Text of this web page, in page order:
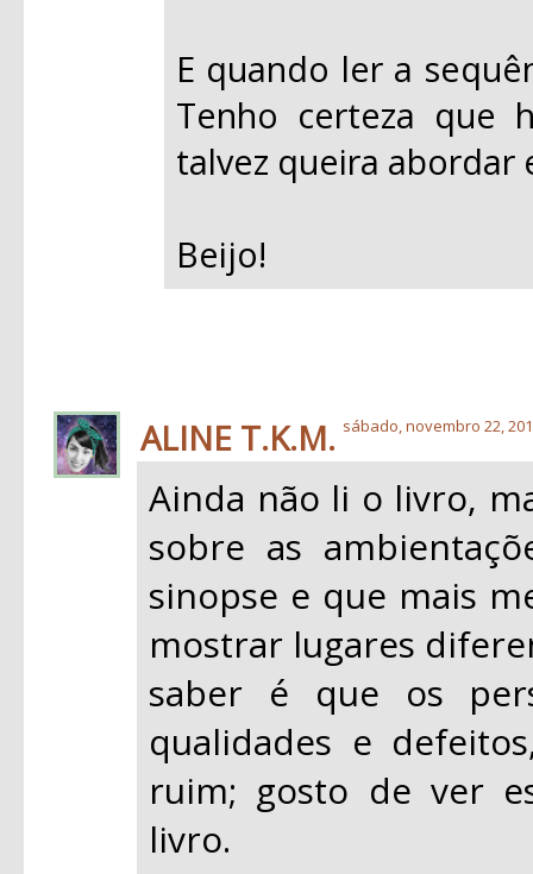
E quando ler a
Tenho certeza que
talvez queira abordar
Beijo!
ALINE T.K.M. sábado, novembro 22,
Ainda não li o livro,
sobre as
sinopse e que mais
mostrar lugares
saber é que os
qualidades e
ruim; gosto de ver
livro.